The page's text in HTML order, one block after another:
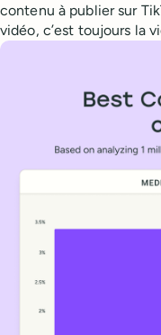
contenu à publier sur
vidéo, c’est toujours la